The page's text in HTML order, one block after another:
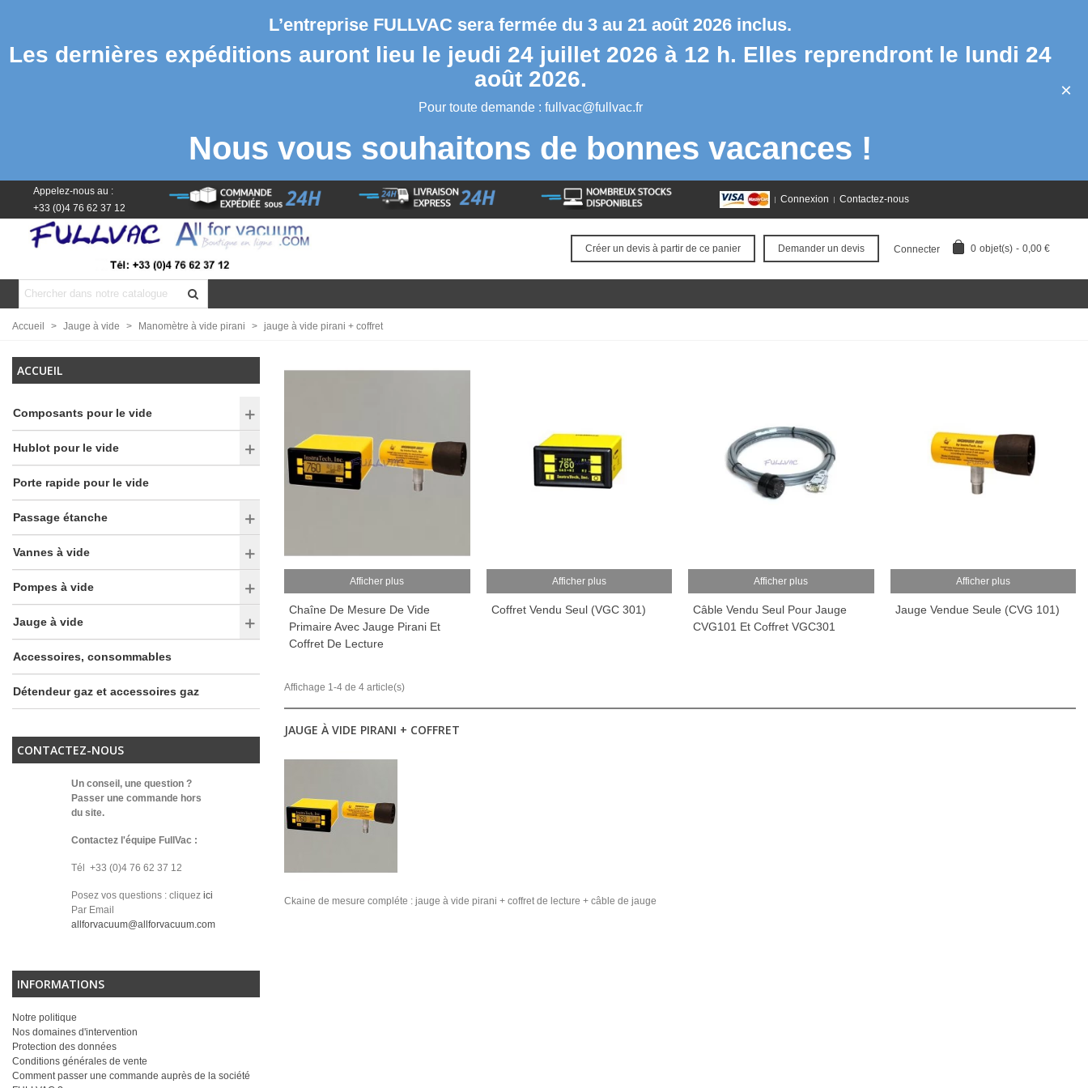
L’entreprise FULLVAC sera fermée du 3 au 21 août 2026 inclus.
Les dernières expéditions auront lieu le jeudi 24 juillet 2026 à 12 h. Elles reprendront le lundi 24
août 2026.
Pour toute demande : fullvac@fullvac.fr
Nous vous souhaitons de bonnes vacances !
×
Appelez-nous au :
+33 (0)4 76 62 37 12
Connexion Contactez-nous
Créer un devis à partir de ce panier Demander un devis Connecter 0 objet(s) - 0,00 €
Accueil > Jauge à vide > Manomètre à vide pirani > jauge à vide pirani + coffret
ACCUEIL
Composants pour le vide
Hublot pour le vide
Porte rapide pour le vide
Passage étanche
Vannes à vide
Pompes à vide
Jauge à vide
Accessoires, consommables
Détendeur gaz et accessoires gaz
CONTACTEZ-NOUS
Un conseil, une question ?
Passer une commande hors
du site.
Contactez l'équipe FullVac :
Tél +33 (0)4 76 62 37 12
Posez vos questions : cliquez ici
Par Email
allforvacuum@allforvacuum.com
INFORMATIONS
Notre politique
Nos domaines d'intervention
Protection des données
Conditions générales de vente
Comment passer une commande auprès de la société
Afficher plus
Chaîne De Mesure De Vide
Primaire Avec Jauge Pirani Et
Coffret De Lecture
Afficher plus
Coffret Vendu Seul (VGC 301)
Afficher plus
Câble Vendu Seul Pour Jauge
CVG101 Et Coffret VGC301
Afficher plus
Jauge Vendue Seule (CVG 101)
Affichage 1-4 de 4 article(s)
JAUGE À VIDE PIRANI + COFFRET
Ckaine de mesure compléte : jauge à vide pirani + coffret de lecture + câble de jauge